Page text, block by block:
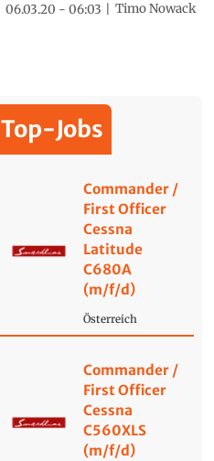
06.03.20 - 06:03 Timo Nowack
Top-Jobs
Commander /
First Officer
Cessna
Latitude
C680A
(m/f/d)
Österreich
Commander /
First Officer
Cessna
C560XLS
(m/f/d)